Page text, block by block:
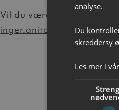
Vil du være med? – send
analyse.
Du
skreddersy
Les mer i vår